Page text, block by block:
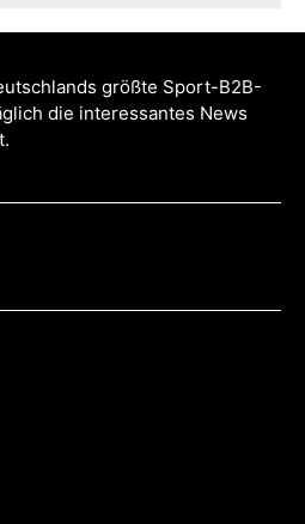
größte Sport-B2B-
die interessantes News